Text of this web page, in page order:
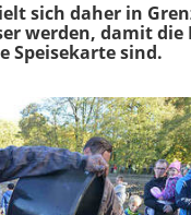
sich daher in
werden, damit die
Speisekarte sind.